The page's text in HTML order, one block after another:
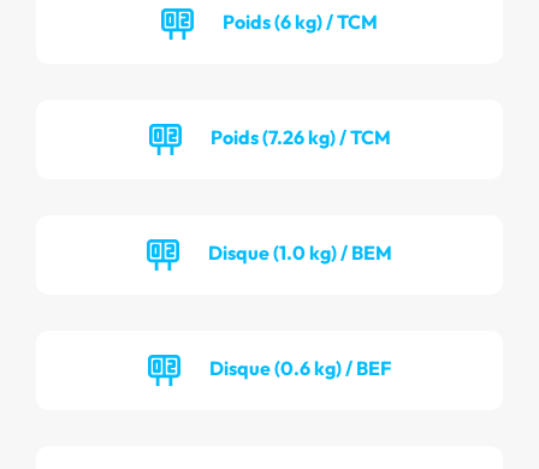
Poids (6 kg) / TCM
Poids (7.26 kg) / TCM
Disque (1.0 kg) / BEM
Disque (0.6 kg) / BEF